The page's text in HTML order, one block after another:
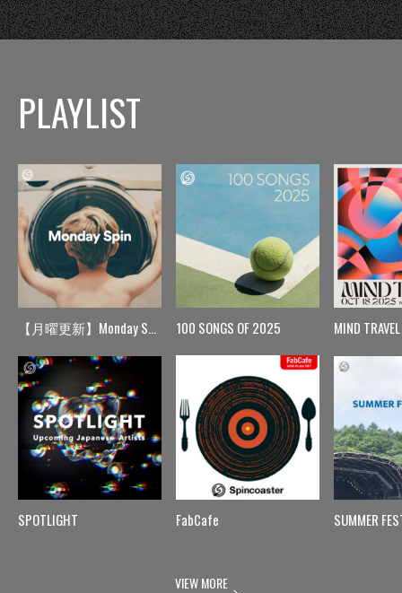
PLAYLIST
【月曜更新】Monday Spin
SPOTLIGHT
100 SONGS OF 2025
FabCafe
MIND TRAVEL
SUMMER
VIEW MORE